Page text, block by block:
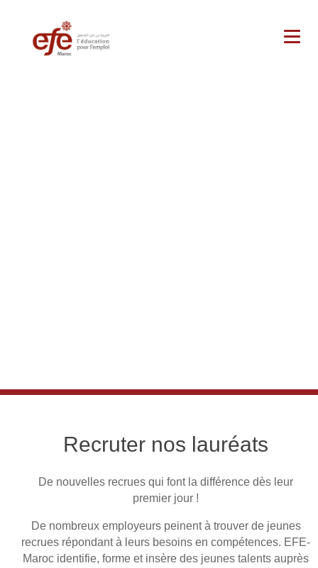
Recruter nos lauréats
De nouvelles recrues qui font la différence dès leur
premier jour !
De nombreux employeurs peinent à trouver de jeunes
recrues répondant à leurs besoins en compétences. EFE-
Maroc identifie, forme et insère des jeunes talents auprès